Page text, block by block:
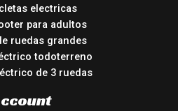
electricas
para adultos
ruedas grandes
todoterreno
de 3 ruedas